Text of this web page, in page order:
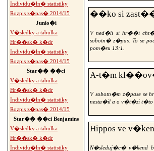
Individu�ln� statistiky
Rozpis z�pas� 2014/15
Junio�i
V�sledky a tabulka
Hr��sk� k�dr
Individu�ln� statistiky
Rozpis z�pas� 2014/15
Star�� ��ci
V�sledky a tabulka
Hr��sk� k�dr
Individu�ln� statistiky
Rozpis z�pas� 2014/15
Star�� ��ci Benjamins
V�sledky a tabulka
Hr��sk� k�dr
Individu�ln� statistiky
��ko si
V ned�li si hr��i cht�li
sobotn� z�pas. To se
pom�ru 13:1.
A-t�m
V sobotn�m z�pase se
nesta�il a o v�t�zi t�to
Hippos ve
N�sleduj�c� v�kend